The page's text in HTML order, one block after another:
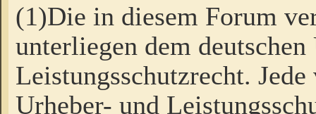
(1)Die in diesem Forum
unterliegen dem
Leistungsschutzrecht.
Urheber- und